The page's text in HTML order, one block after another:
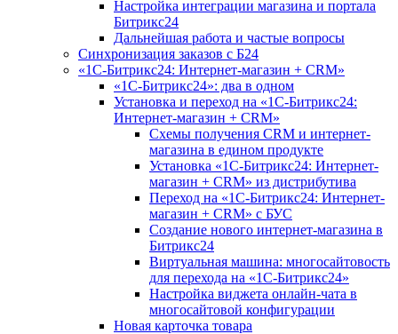
Настройка интеграции магазина и портала
Битрикс24
Дальнейшая работа и частые вопросы
Синхронизация заказов с Б24
«1С-Битрикс24: Интернет-магазин + CRM»
«1С-Битрикс24»: два в одном
Установка и переход на «1С-Битрикс24:
Интернет-магазин + CRM»
Схемы получения CRM и интернет-
магазина в едином продукте
Установка «1С-Битрикс24: Интернет-
магазин + CRM» из дистрибутива
Переход на «1С-Битрикс24: Интернет-
магазин + CRM» с БУС
Создание нового интернет-магазина в
Битрикс24
Виртуальная машина: многосайтовость
для перехода на «1С-Битрикс24»
Настройка виджета онлайн-чата в
многосайтовой конфигурации
Новая карточка товара